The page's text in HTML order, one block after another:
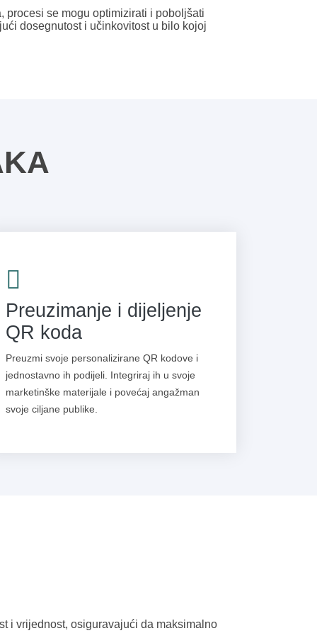
procesi se mogu optimizirati i poboljšati
dosegnutost i učinkovitost u bilo kojoj
Preuzimanje i dijeljenje
QR koda
Preuzmi svoje personalizirane QR kodove i
jednostavno ih podijeli. Integriraj ih u svoje
marketinške materijale i povećaj angažman
svoje ciljane publike.
i vrijednost, osiguravajući da maksimalno